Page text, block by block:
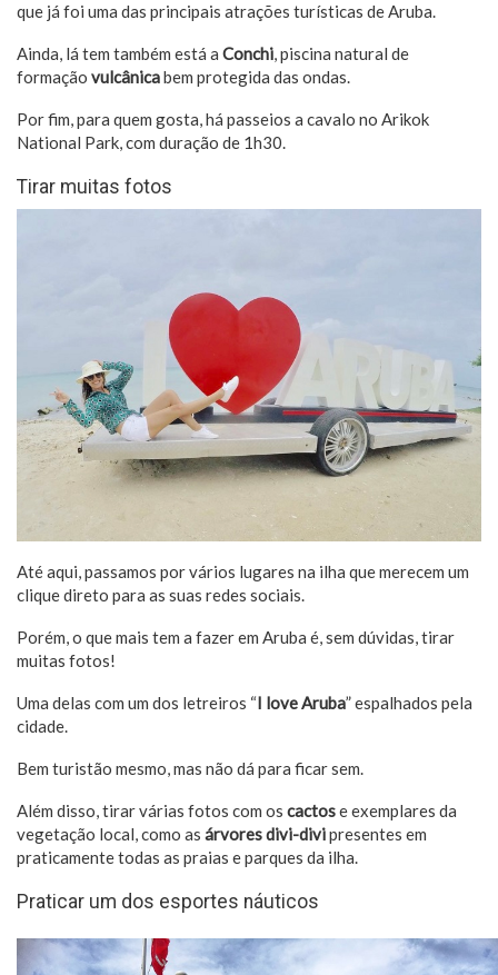
que já foi uma das principais atrações turísticas de Aruba.
Ainda, lá tem também está a Conchi, piscina natural de
formação vulcânicabem protegida das ondas.
Por fim, para quem gosta, há passeios a cavalo no Arikok
National Park, com duração de 1h30.
Tirar muitas fotos
Até aqui, passamos por vários lugares na ilha que merecem um
clique direto para as suas redes sociais.
Porém, o que mais tem a fazer em Aruba é, sem dúvidas, tirar
muitas fotos!
Uma delas com um dos letreiros “I love Aruba” espalhados pela
cidade.
Bem turistão mesmo, mas não dá para ficar sem.
Além disso, tirar várias fotos com os cactose exemplares da
vegetação local, como as árvores divi-divipresentes em
praticamente todas as praias e parques da ilha.
Praticar um dos esportes náuticos